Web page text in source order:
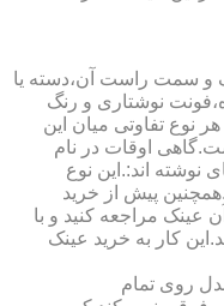
و سمت راست آن،دسته یا
نوشتاری و رنگ
هر نوع تفاوتی میان این
اوقات در نام
نوشته اند:.این نوع
پیش از خرید
عینک مراجعه کنید و با
کار به خرید عینک
روی تمام